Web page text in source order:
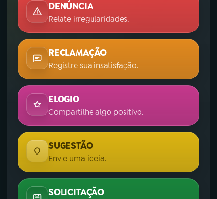
DENÚNCIA
Relate irregularidades.
RECLAMAÇÃO
Registre sua insatisfação.
ELOGIO
Compartilhe algo positivo.
SUGESTÃO
Envie uma ideia.
SOLICITAÇÃO